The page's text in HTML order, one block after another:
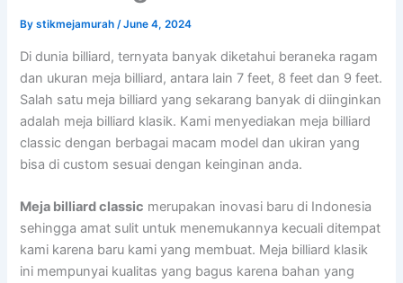
Bystikmejamurah/June 4, 2024
Di dunia billiard, ternyata banyak diketahui beraneka ragam
dan ukuran meja billiard, antara lain 7 feet, 8 feet dan 9 feet.
Salah satu meja billiard yang sekarang banyak di diinginkan
adalah meja billiard klasik. Kami menyediakan meja billiard
classic dengan berbagai macam model dan ukiran yang
bisa di custom sesuai dengan keinginan anda.
Meja billiard classic merupakan inovasi baru di Indonesia
sehingga amat sulit untuk menemukannya kecuali ditempat
kami karena baru kami yang membuat. Meja billiard klasik
ini mempunyai kualitas yang bagus karena bahan yang